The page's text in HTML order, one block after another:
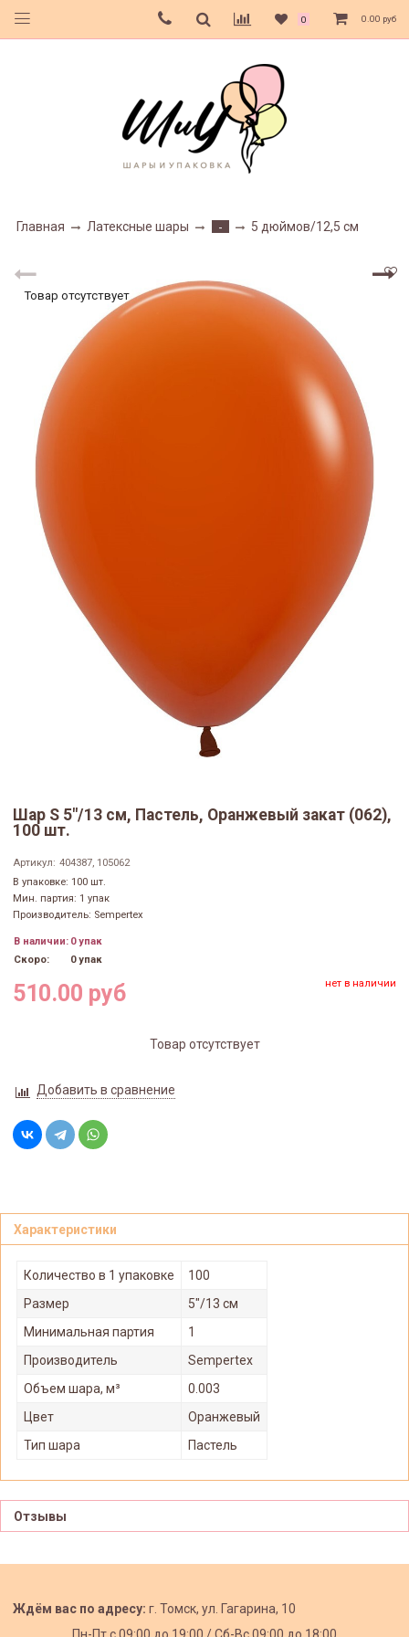
0 0.00 руб
Главная Латексные шары - 5 дюймов/12,5 см
Товар отсутствует
Шар S 5"/13 см, Пастель, Оранжевый закат (062),
100 шт.
Артикул: 404387, 105062
В упаковке: 100 шт.
Мин. партия: 1 упак
Производитель: Sempertex
В наличии: 0 упак
Скоро:
0 упак
510.00 руб нет в наличии
Товар отсутствует
Добавить в сравнение
Характеристики
Количество в 1 упаковке
100
Размер
5"/13 см
Минимальная партия
1
Производитель
Sempertex
Объем шара, м³
0.003
Цвет
Оранжевый
Тип шара
Пастель
Отзывы
Ждём вас по адресу: г. Томск, ул. Гагарина, 10